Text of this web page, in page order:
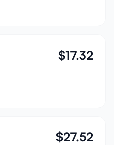
$17.32
$27.52